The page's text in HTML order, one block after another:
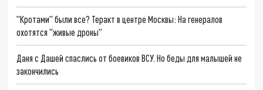
"Кротами" были все? Теракт в центре Москвы: На генералов
охотятся "живые дроны"
Даня с Дашей спаслись от боевиков ВСУ. Но беды для малышей не
закончились